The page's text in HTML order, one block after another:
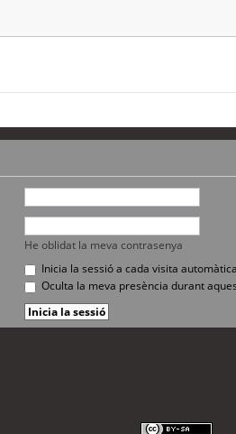
He oblidat la meva contrasenya
Inicia la sessió a cada visita
Oculta la meva presència durant